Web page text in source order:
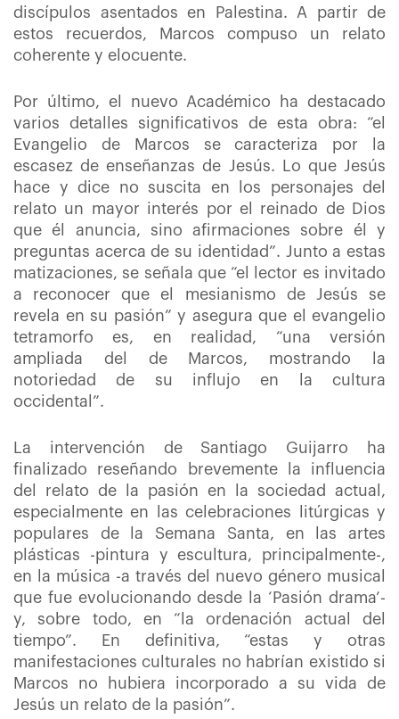
discípulos asentados en Palestina. A partir de
estos recuerdos, Marcos compuso un relato
coherente y elocuente.
Por último, el nuevo Académico ha destacado
varios detalles significativos de esta obra: “el
Evangelio de Marcos se caracteriza por la
escasez de enseñanzas de Jesús. Lo que Jesús
hace y dice no suscita en los personajes del
relato un mayor interés por el reinado de Dios
que él anuncia, sino afirmaciones sobre él y
preguntas acerca de su identidad”. Junto a estas
matizaciones, se señala que “el lector es invitado
a reconocer que el mesianismo de Jesús se
revela en su pasión” y asegura que el evangelio
tetramorfo es, en realidad, “una versión
ampliada del de Marcos, mostrando la
notoriedad de su influjo en la cultura
occidental”.
La intervención de Santiago Guijarro ha
finalizado reseñando brevemente la influencia
del relato de la pasión en la sociedad actual,
especialmente en las celebraciones litúrgicas y
populares de la Semana Santa, en las artes
plásticas -pintura y escultura, principalmente-,
en la música -a través del nuevo género musical
que fue evolucionando desde la ‘Pasión drama’-
y, sobre todo, en “la ordenación actual del
tiempo”. En definitiva, “estas y otras
manifestaciones culturales no habrían existido si
Marcos no hubiera incorporado a su vida de
Jesús un relato de la pasión”.